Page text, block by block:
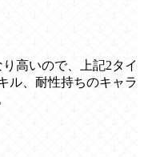
高いので、上記2タイ
ル、耐性持ちのキャラ